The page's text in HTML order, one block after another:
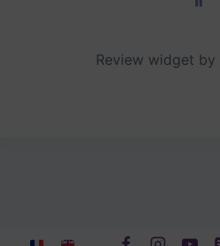
Review widget by